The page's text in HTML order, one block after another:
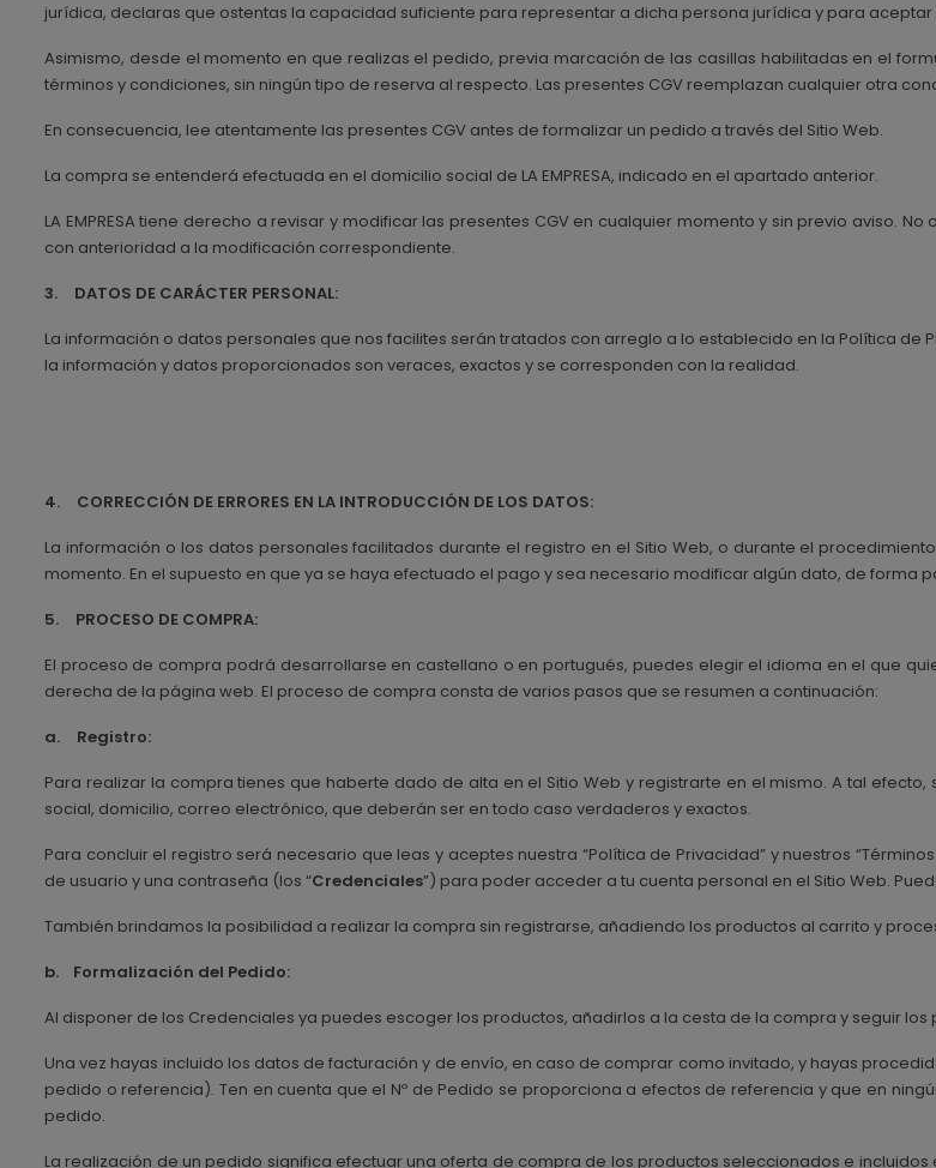
jurídica, declaras que ostentas la capacidad suficiente para representar a dicha persona jurídica y para aceptar
Asimismo, desde el momento en que realizas el pedido, previa marcación de las casillas habilitadas en el
términos y condiciones, sin ningún tipo de reserva al respecto. Las presentes CGV reemplazan cualquier otra
En consecuencia, lee atentamente las presentes CGV antes de formalizar un pedido a través del Sitio Web.
La compra se entenderá efectuada en el domicilio social de LA EMPRESA, indicado en el apartado anterior.
LA EMPRESA tiene derecho a revisar y modificar las presentes CGV en cualquier momento y sin previo aviso.
con anterioridad a la modificación correspondiente.
3.
DATOS DE CARÁCTER PERSONAL:
La información o datos personales que nos facilites serán tratados con arreglo a lo establecido en la Política de
la información y datos proporcionados son veraces, exactos y se corresponden con la realidad.
4.
CORRECCIÓN DE ERRORES EN LA INTRODUCCIÓN DE LOS DATOS:
La información o los datos personales facilitados durante el registro en el Sitio Web, o durante el
momento. En el supuesto en que ya se haya efectuado el pago y sea necesario modificar algún dato, de forma
5.
PROCESO DE COMPRA:
El proceso de compra podrá desarrollarse en castellano o en portugués, puedes elegir el idioma en el que
derecha de la página web. El proceso de compra consta de varios pasos que se resumen a continuación:
a.
Registro:
Para realizar la compra tienes que haberte dado de alta en el Sitio Web y registrarte en el mismo. A tal
social, domicilio, correo electrónico, que deberán ser en todo caso verdaderos y exactos.
Para concluir el registro será necesario que leas y aceptes nuestra “Política de Privacidad” y nuestros
de usuario y una contraseña (los “Credenciales”) para poder acceder a tu cuenta personal en el Sitio Web.
También brindamos la posibilidad a realizar la compra sin registrarse, añadiendo los productos al carrito y
b.
Formalización del Pedido:
Al disponer de los Credenciales ya puedes escoger los productos, añadirlos a la cesta de la compra y seguir
Una vez hayas incluido los datos de facturación y de envío, en caso de comprar como invitado, y hayas
pedido o referencia). Ten en cuenta que el Nº de Pedido se proporciona a efectos de referencia y que en
pedido.
La realización de un pedido significa efectuar una oferta de compra de los productos seleccionados e